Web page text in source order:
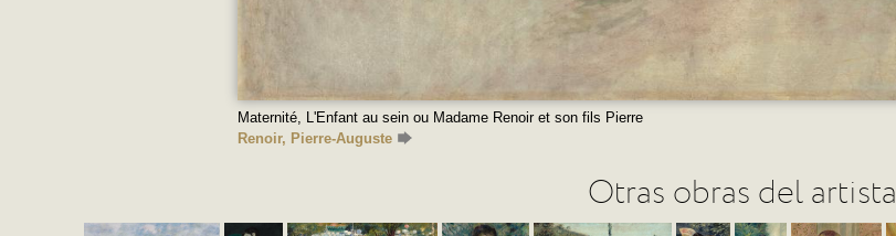
Maternité, L'Enfant au sein ou Madame Renoir et son fils Pierre
Renoir, Pierre-Auguste
Otras obras del artista